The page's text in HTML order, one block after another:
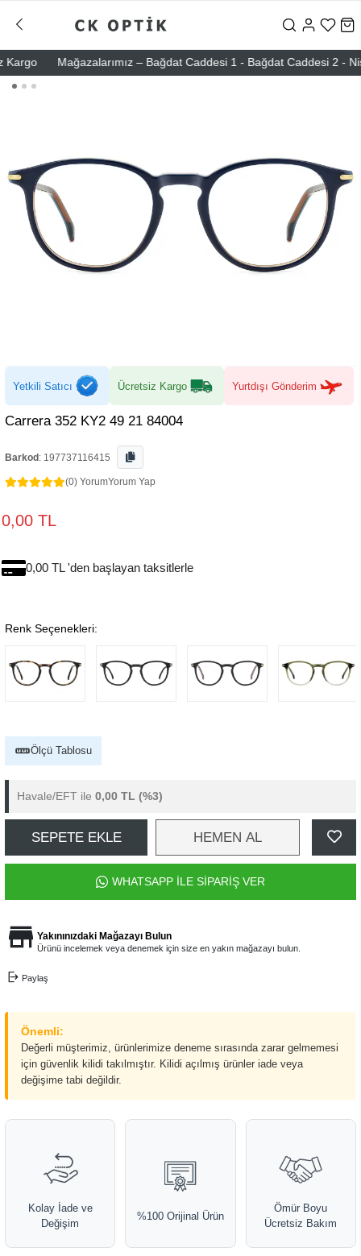
Mağazalarımız – Bağdat Caddesi 1 - Bağdat Caddesi 2 -
Yetkili Satıcı Ücretsiz Kargo Yurtdışı Gönderim
Carrera 352 KY2 49 21 84004
Barkod : 197737116415
(0) YorumYorum Yap
0,00 TL
0,00 TL 'den başlayan taksitlerle
Renk Seçenekleri:
Ölçü Tablosu
Havale/EFT ile 0,00 TL (%3)
SEPETE EKLE HEMEN AL
WHATSAPP İLE SİPARİŞ VER
Yakınınızdaki Mağazayı Bulun
Ürünü incelemek veya denemek için size en yakın mağazayı bulun.
Paylaş
Önemli:
Değerli müşterimiz, ürünlerimize deneme sırasında zarar gelmemesi
için güvenlik kilidi takılmıştır. Kilidi açılmış ürünler iade veya
değişime tabi değildir.
Kolay İade ve
Değişim
%100 Orijinal Ürün
Ömür Boyu
Ücretsiz Bakım